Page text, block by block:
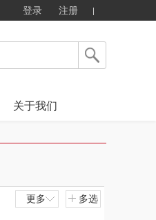
登录 注册
关于我们
更多 多选